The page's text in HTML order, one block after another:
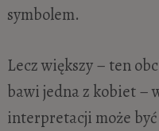
symbolem.
Lecz większy – ten
bawi jedna z kobiet –
interpretacji może